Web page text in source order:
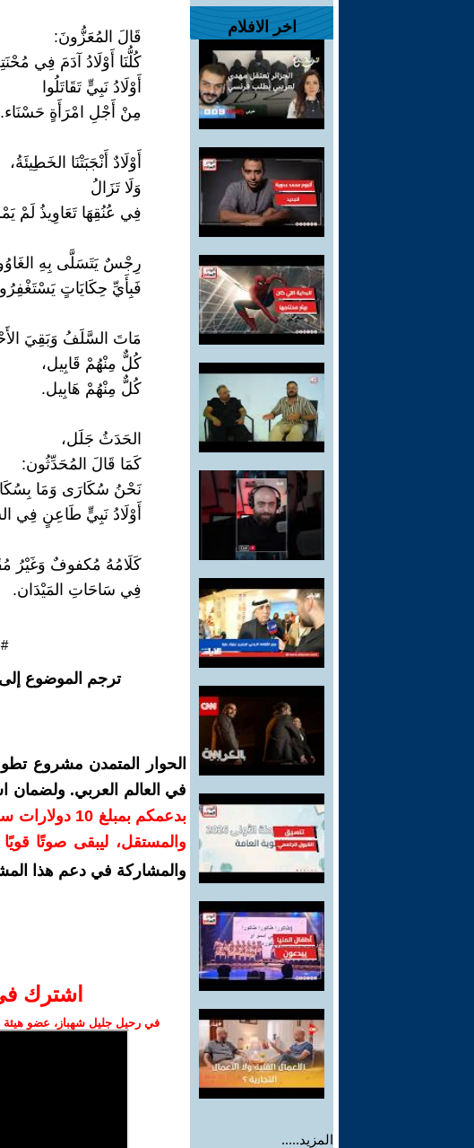
اخر الافلام
المزيد.....
قَالَ المُعَزُّونَ:
كُلُّنَا أَوْلَادُ آدَمَ فِي
أَوْلَادُ نَبِيٍّ تَقَاتَلُوا
مِنْ أَجْلِ امْرَأَةٍ حَسْنَاء.
أَوْلَادٌ أَنْجَبَتْنَا الخَطِيئَةُ،
وَلَا تَزَالُ
فِي عُنُقِهَا تَعَاوِيذُ لَمْ
رِجْسٌ يَتَسَلَّى بِهِ
فَبِأَيِّ حِكَايَاتٍ
مَاتَ السَّلَفُ وَبَقِيَ
كُلٌّ مِنْهُمْ قَابِيل،
كُلٌّ مِنْهُمْ هَابِيل.
الحَدَثُ جَلَل،
كَمَا قَالَ المُحَدِّثُون:
نَحْنُ سُكَارَى وَمَا
أَوْلَادُ نَبِيٍّ طَاعِنٍ فِي
كَلَامُهُ مُكفوفٌ وَغَيْرُ
فِي سَاحَاتِ المَيْدَان.
ترجم الموضوع
الحوار المتمدن مشروع
في العالم العربي. ولضمان
بدعمكم
والمستقل، ليبقى صوتًا
والمشاركة في دعم هذا
اشترك
في رحيل جليل شهباز، عضو هيئة